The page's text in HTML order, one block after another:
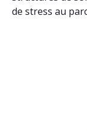
de stress au